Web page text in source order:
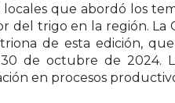
que abordó los
del trigo en la región. La
de esta edición,
de octubre de 2024.
en procesos